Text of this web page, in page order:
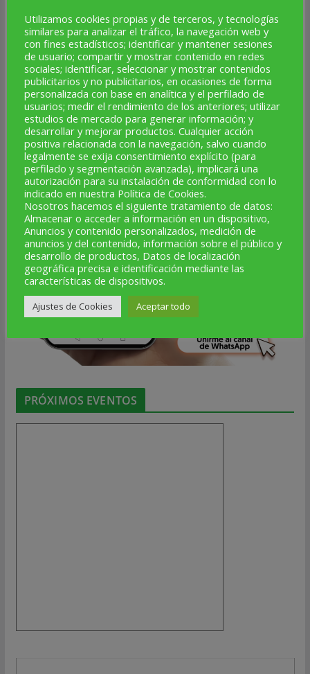
« Jul
NUEVO CANAL DE WHATSAPP
PRÓXIMOS EVENTOS
Utilizamos cookies propias y de terceros, y tecnologías
similares para analizar el tráfico, la navegación web y
con fines estadísticos; identificar y mantener sesiones
de usuario; compartir y mostrar contenido en redes
sociales; identificar, seleccionar y mostrar contenidos
publicitarios y no publicitarios, en ocasiones de forma
personalizada con base en analítica y el perfilado de
usuarios; medir el rendimiento de los anteriores; utilizar
estudios de mercado para generar información; y
desarrollar y mejorar productos. Cualquier acción
positiva relacionada con la navegación, salvo cuando
legalmente se exija consentimiento explícito (para
perfilado y segmentación avanzada), implicará una
autorización para su instalación de conformidad con lo
indicado en nuestra Política de Cookies.
Nosotros hacemos el siguiente tratamiento de datos:
Almacenar o acceder a información en un dispositivo,
Anuncios y contenido personalizados, medición de
anuncios y del contenido, información sobre el público y
desarrollo de productos, Datos de localización
geográfica precisa e identificación mediante las
características de dispositivos.
Ajustes de Cookies Aceptar todo